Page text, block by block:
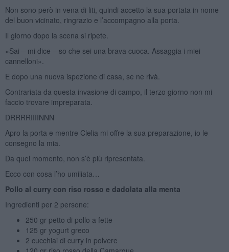
Non sono però in vena di liti, quindi accetto la sua portata in nome
del buon vicinato, ringrazio e l’accompagno alla porta.
Il giorno dopo la scena si ripete.
«Sai – mi dice – so che sei una brava cuoca. Assaggia i miei
cannelloni».
E dopo una nuova ispezione di casa, se ne rivà.
Contrariata da questa invasione di campo, il terzo giorno non mi
faccio trovare impreparata.
DRRRRIIIINNN
Apro la porta e mentre Clelia mi offre la sua preparazione, io le
consegno la mia.
Da quel momento, non s’è più ripresentata.
Ecco con cosa l’ho umiliata…
Pollo al curry con riso rosso e dadolata alla menta
Ingredienti per 2 persone:
250 gr petto di pollo a fette
125 gr yogurt greco
2 cucchiai di curry in polvere